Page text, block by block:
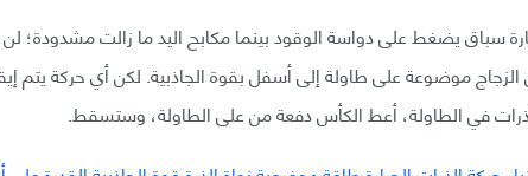
سباق يضغط على دواسة الوقود بينما مكابح اليد ما زالت مشدودة؛
موضوعة على طاولة إلى أسفل بقوة الجاذبية. لكن أي حركة يتم
الذرات في الطاولة، أعط الكأس دفعة من على الطاولة، وستسقط.